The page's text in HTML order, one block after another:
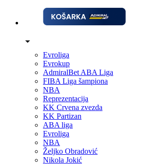
Evroliga
Evrokup
AdmiralBet ABA Liga
FIBA Liga šampiona
NBA
Reprezentacija
KK Crvena zvezda
KK Partizan
ABA liga
Evroliga
NBA
Željko Obradović
Nikola Jokić